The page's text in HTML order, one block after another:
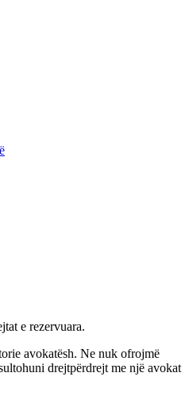
e rezervuara.
avokatësh. Ne nuk ofrojmë
drejtpërdrejt me një avokat